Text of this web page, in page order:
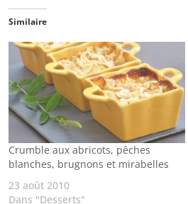
Similaire
Crumble aux abricots, pêches
blanches, brugnons et mirabelles
23 août 2010
Dans "Desserts"